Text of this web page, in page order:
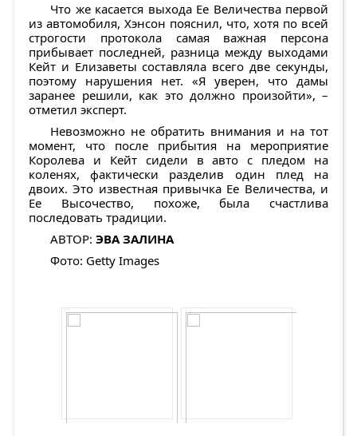
Что же касается выхода Ее Величества первой
из автомобиля, Хэнсон пояснил, что, хотя по всей
строгости протокола самая важная персона
прибывает последней, разница между выходами
Кейт и Елизаветы составляла всего две секунды,
поэтому нарушения нет. «Я уверен, что дамы
заранее решили, как это должно произойти», –
отметил эксперт.
Невозможно не обратить внимания и на тот
момент, что после прибытия на мероприятие
Королева и Кейт сидели в авто с пледом на
коленях, фактически разделив один плед на
двоих. Это известная привычка Ее Величества, и
Ее Высочество, похоже, была счастлива
последовать традиции.
АВТОР: ЭВА ЗАЛИНА
Фото: Getty Images